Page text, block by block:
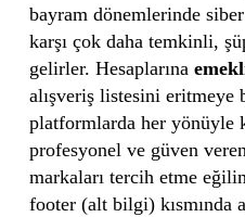
bayram dönemlerinde
karşı çok daha temkinli,
gelirler. Hesaplarına
alışveriş listesini
platformlarda her yönüyle
profesyonel ve güven
markaları tercih etme
footer (alt bilgi) kısmında